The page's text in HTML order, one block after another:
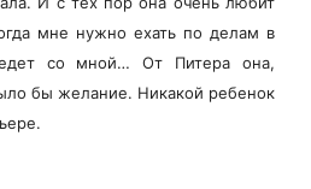
мне нужно ехать по делам в
со мной… От Питера она,
бы желание. Никакой ребенок